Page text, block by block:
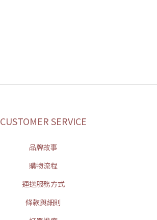
CUSTOMER SERVICE
品牌故事
購物流程
運送服務方式
條款與細則